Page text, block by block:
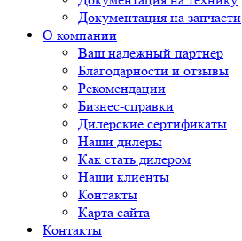
Документация на запчасти
О компании
Ваш надежный партнер
Благодарности и отзывы
Рекомендации
Бизнес-справки
Дилерские сертификаты
Наши дилеры
Как стать дилером
Наши клиенты
Контакты
Карта сайта
Контакты